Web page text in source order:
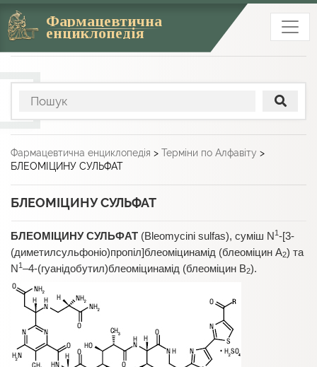
Фармацевтична
енциклопедія
Фармацевтична енциклопедія > Терміни по Алфавіту >
БЛЕОМІЦИНУ СУЛЬФАТ
БЛЕОМІЦИНУ СУЛЬФАТ
БЛЕОМІЦИНУ СУЛЬФАТ (Bleomycini sulfas), суміш N1-[3-
(диметилсульфоніо)пропіл]блеоміцинамід (блеоміцин А2) та
N1–4-(гуанідобутил)блеоміцинамід (блеоміцин В2).